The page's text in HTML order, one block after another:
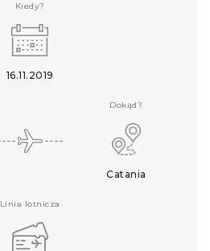
Kiedy?
16.11.2019
Dokąd?
Catania
Linia lotnicza